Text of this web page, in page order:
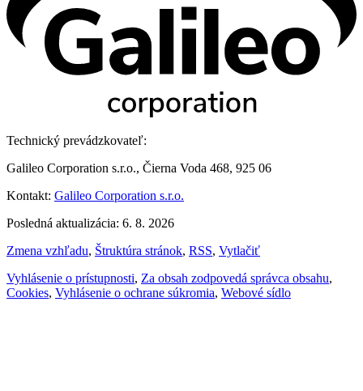
Technický prevádzkovateľ:
Galileo Corporation s.r.o., Čierna Voda 468, 925 06
Kontakt: Galileo Corporation s.r.o.
Posledná aktualizácia: 6. 8. 2026
Zmena vzhľadu, Štruktúra stránok, RSS, Vytlačiť
Vyhlásenie o prístupnosti, Za obsah zodpovedá správca obsahu,
Cookies, Vyhlásenie o ochrane súkromia, Webové sídlo